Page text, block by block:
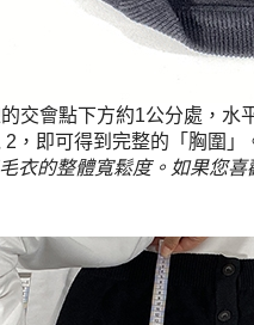
交會點下方約1公分處，水
，即可得到完整的「胸圍」
衣的整體寬鬆度。如果您